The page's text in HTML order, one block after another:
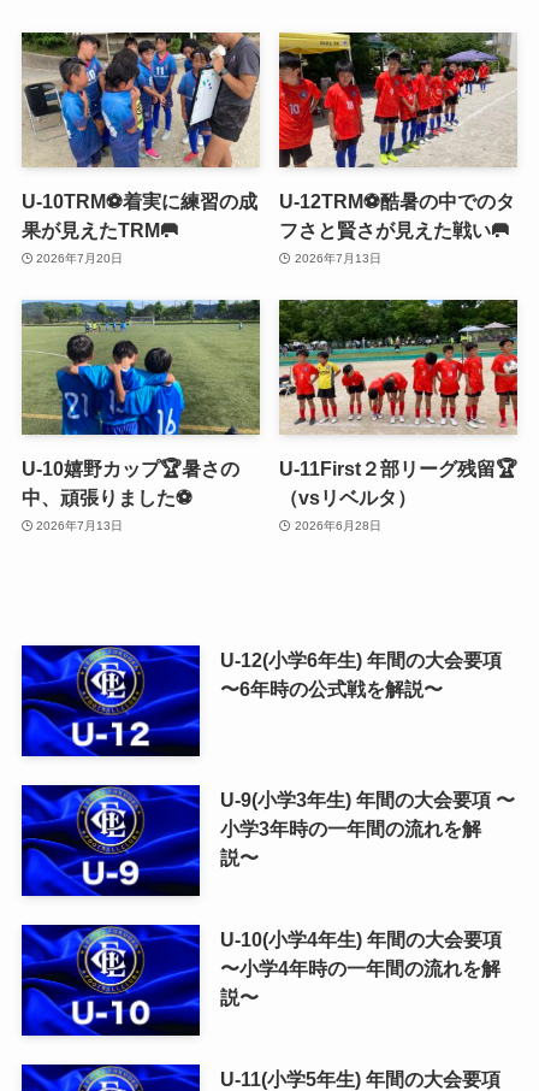
U-10TRM⚽️着実に練習の成
果が見えたTRM🥅
2026年7月20日
U-12TRM⚽️酷暑の中でのタ
フさと賢さが見えた戦い🥅
2026年7月13日
U-10嬉野カップ🏆暑さの
中、頑張りました⚽️
2026年7月13日
U-11First２部リーグ残留🏆
（vsリベルタ）
2026年6月28日
U-12(小学6年生) 年間の大会要項
〜6年時の公式戦を解説〜
U-9(小学3年生) 年間の大会要項 〜
小学3年時の一年間の流れを解
説〜
U-10(小学4年生) 年間の大会要項
〜小学4年時の一年間の流れを解
説〜
U-11(小学5年生) 年間の大会要項